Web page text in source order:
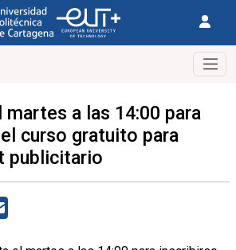
martes a las 14:00 para
curso gratuito para
publicitario